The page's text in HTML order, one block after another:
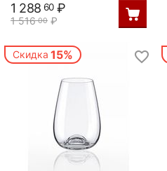
1 516 00 ₽
1 288 60 ₽
Скидка 15%